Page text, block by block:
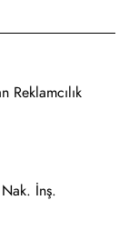
Reklamcılık
İnş.